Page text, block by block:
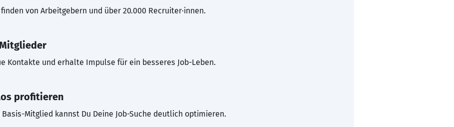
von Arbeitgebern und über 20.000 Recruiter·innen.
Kontakte und erhalte Impulse für ein besseres Job-Leben.
profitieren
Basis-Mitglied kannst Du Deine Job-Suche deutlich optimieren.